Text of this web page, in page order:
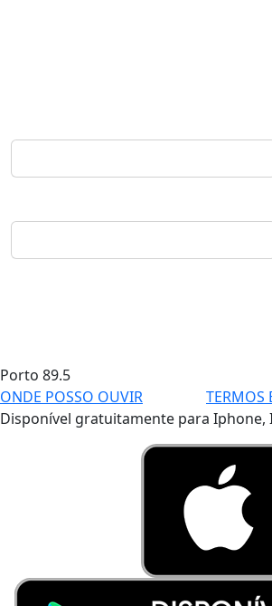
Porto 89.5
ONDE POSSO OUVIR
TERMOS
Disponível gratuitamente para Iphone,